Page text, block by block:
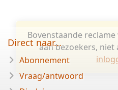
Bovenstaande
aan bezoekers, niet
Direct naar...
Abonnement
Vraag/antwoord